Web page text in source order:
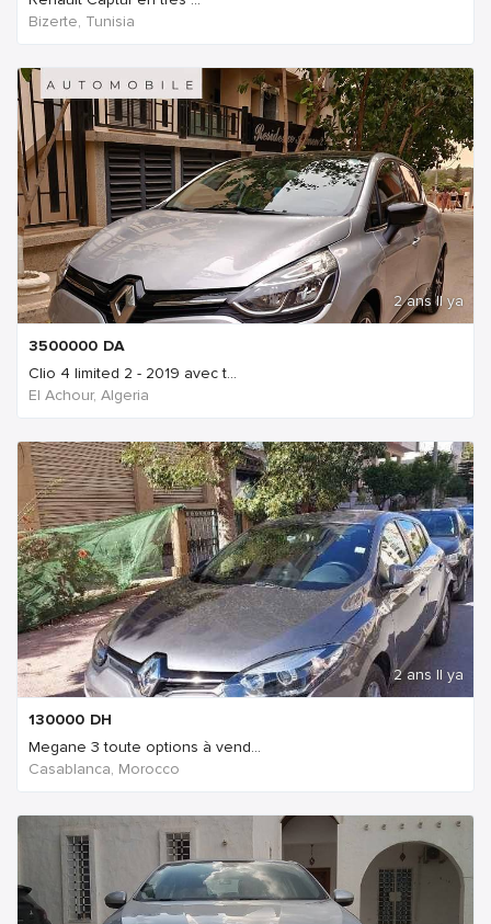
Bizerte, Tunisia
2 ans Il ya
3500000 DA
Clio 4 limited 2 - 2019 avec t...
El Achour, Algeria
2 ans Il ya
130000 DH
Megane 3 toute options à vend...
Casablanca, Morocco